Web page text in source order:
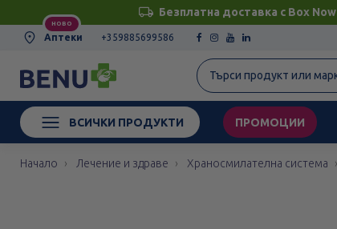
Безплатна доставка с Box Now
НОВО
Аптеки +359885699586
ВСИЧКИ ПРОДУКТИ ПРОМОЦИИ
Начало Лечение и здраве Храносмилателна система